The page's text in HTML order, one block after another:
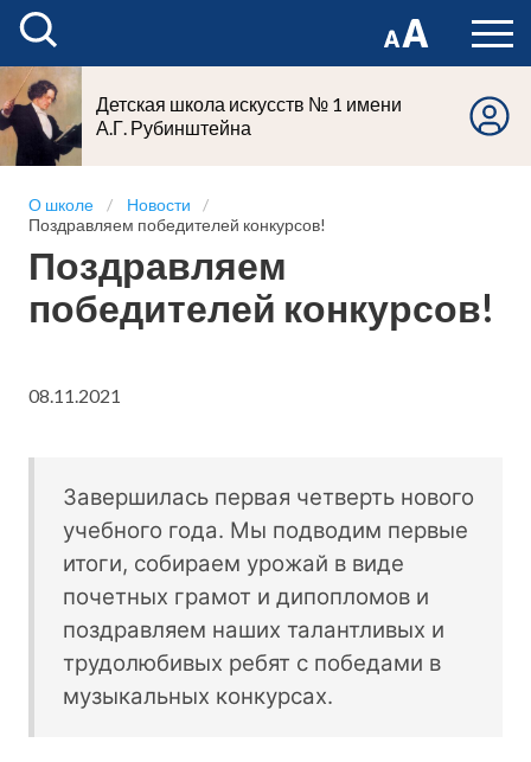
Детская школа искусств № 1 имени
А.Г. Рубинштейна
О школе
Новости
Поздравляем победителей конкурсов!
Поздравляем
победителей конкурсов!
08.11.2021
Завершилась первая четверть нового
учебного года. Мы подводим первые
итоги, собираем урожай в виде
почетных грамот и дипопломов и
поздравляем наших талантливых и
трудолюбивых ребят с победами в
музыкальных конкурсах.